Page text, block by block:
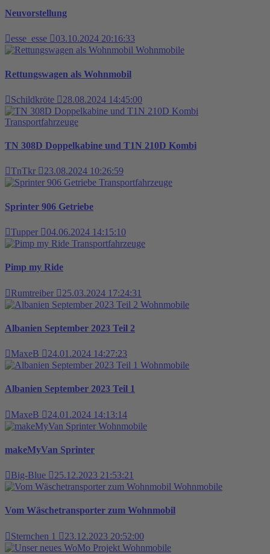
Neuvorstellung
esse_esse
03.10.2024 20:16:33
Wohnmobile
Rettungswagen als Wohnmobil
Schildkröte 28.08.2024 14:45:00
Transportfahrzeuge
TN 308D Doppelkabine und T1N 210D Kombi
TnTkr
23.08.2024 10:26:59
Transportfahrzeuge
Sprinter 906 Getriebe
Tupper
04.06.2024 14:15:10
Transportfahrzeuge
Pimp my Ride
Rumtreiber
25.03.2024 17:24:31
Wohnmobile
Albanien September 2023 Teil 2
MaxeB
24.01.2024 14:27:23
Wohnmobile
Albanien September 2023 Teil 1
MaxeB
24.01.2024 14:13:14
Wohnmobile
makeMyVan Sprinter
Big-Blue
25.12.2023 21:53:21
Wohnmobile
Vom Wäschetransporter zum Wohnmobil
Sternchen 1
23.12.2023 20:52:00
Wohnmobile